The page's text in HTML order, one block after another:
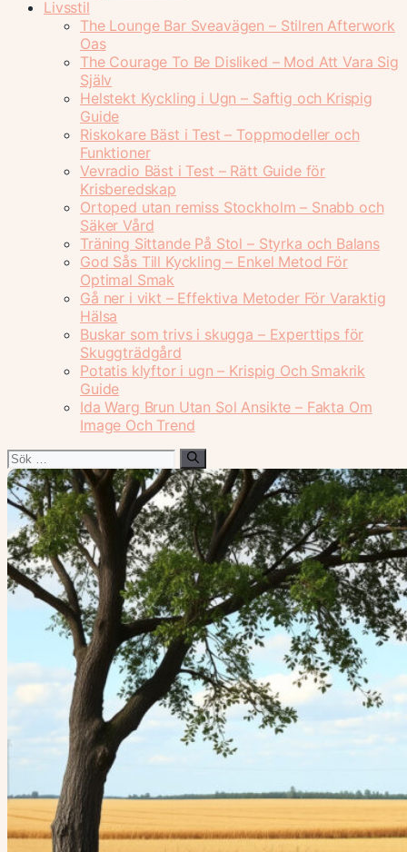
Livsstil
The Lounge Bar Sveavägen – Stilren Afterwork
Oas
The Courage To Be Disliked – Mod Att Vara Sig
Själv
Helstekt Kyckling i Ugn – Saftig och Krispig
Guide
Riskokare Bäst i Test – Toppmodeller och
Funktioner
Vevradio Bäst i Test – Rätt Guide för
Krisberedskap
Ortoped utan remiss Stockholm – Snabb och
Säker Vård
Träning Sittande På Stol – Styrka och Balans
God Sås Till Kyckling – Enkel Metod För
Optimal Smak
Gå ner i vikt – Effektiva Metoder För Varaktig
Hälsa
Buskar som trivs i skugga – Experttips för
Skuggträdgård
Potatis klyftor i ugn – Krispig Och Smakrik
Guide
Ida Warg Brun Utan Sol Ansikte – Fakta Om
Image Och Trend
Sök
efter: